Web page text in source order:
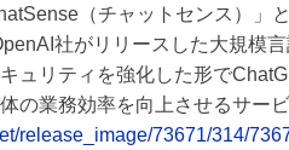
（チャットセンス）」
社がリリースした大規模
ュリティを強化した形で
の業務効率を向上させるサー
release_image/73671/314/